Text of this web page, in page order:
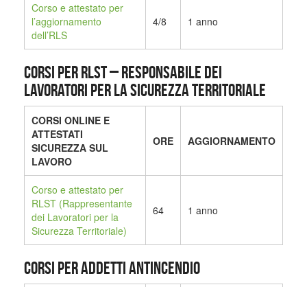
Corso e attestato per
l’aggiornamento
dell’RLS
4/8 1 anno
CORSI PER RLST – Responsabile dei
Lavoratori per la Sicurezza Territoriale
CORSI ONLINE E
ATTESTATI
SICUREZZA SUL
LAVORO
ORE AGGIORNAMENTO
Corso e attestato per
RLST (Rappresentante
dei Lavoratori per la
Sicurezza Territoriale)
64 1 anno
CORSI PER ADDETTI ANTINCENDIO